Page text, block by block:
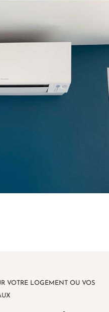
VOTRE LOGEMENT OU VOS